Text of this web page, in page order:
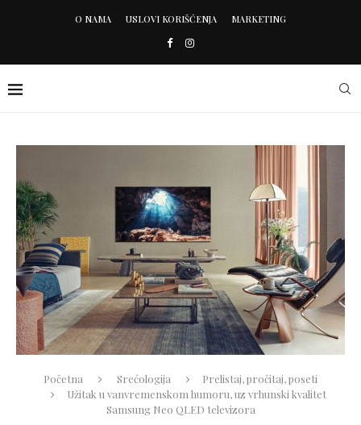
O NAMA USLOVI KORIŠĆENJA MARKETING
Početna Srećologija
Prelistaj, pročitaj, poseti
Užitak u vanvremenskom humoru, uz vrhunski kvalitet
Samsung Neo QLED televizora